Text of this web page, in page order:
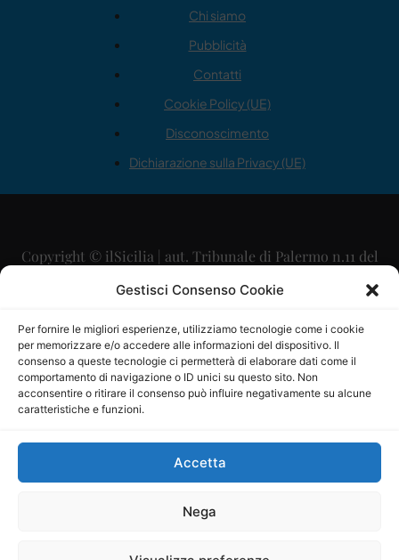
Gestisci Consenso Cookie
Per fornire le migliori esperienze, utilizziamo tecnologie come i cookie
per memorizzare e/o accedere alle informazioni del dispositivo. Il
consenso a queste tecnologie ci permetterà di elaborare dati come il
comportamento di navigazione o ID unici su questo sito. Non
acconsentire o ritirare il consenso può influire negativamente su alcune
caratteristiche e funzioni.
Accetta
Nega
Chi siamo
Pubblicità
Contatti
Cookie Policy (UE)
Disconoscimento
Dichiarazione sulla Privacy (UE)
Copyright © ilSicilia | aut. Tribunale di Palermo n.11 del
29/09/2015
Direttore Editoriale: Maurizio Scaglione
Direttore Responsabile: Maria Calabrese
P.IVA: 06334930820
Mercurio Comunicazione Società Cooperativa a r.l. è
iscritta al Registro degli Operatori di Comunicazione al